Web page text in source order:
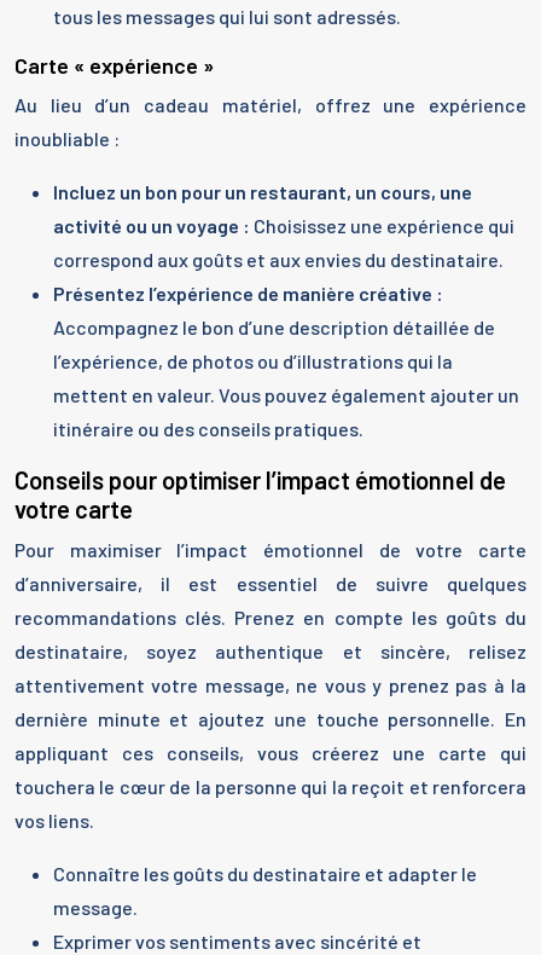
tous les messages qui lui sont adressés.
Carte « expérience »
Au lieu d’un cadeau matériel, offrez une expérience
inoubliable :
Incluez un bon pour un restaurant, un cours, une
activité ou un voyage : Choisissez une expérience qui
correspond aux goûts et aux envies du destinataire.
Présentez l’expérience de manière créative :
Accompagnez le bon d’une description détaillée de
l’expérience, de photos ou d’illustrations qui la
mettent en valeur. Vous pouvez également ajouter un
itinéraire ou des conseils pratiques.
Conseils pour optimiser l’impact émotionnel de
votre carte
Pour maximiser l’impact émotionnel de votre carte
d’anniversaire, il est essentiel de suivre quelques
recommandations clés. Prenez en compte les goûts du
destinataire, soyez authentique et sincère, relisez
attentivement votre message, ne vous y prenez pas à la
dernière minute et ajoutez une touche personnelle. En
appliquant ces conseils, vous créerez une carte qui
touchera le cœur de la personne qui la reçoit et renforcera
vos liens.
Connaître les goûts du destinataire et adapter le
message.
Exprimer vos sentiments avec sincérité et